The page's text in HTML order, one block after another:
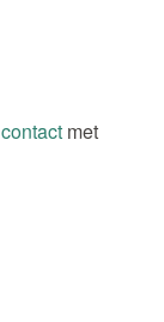
contact met